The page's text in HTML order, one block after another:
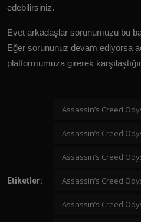
edebilirsiniz.
Evet arkadaşlar sorunumuzu bu
Eğer sorununuz devam ediyorsa
platformumuza girerek
Etiketler:
Assassin’s Creed
Assassin’s Creed
Assassin’s Creed
Assassin’s Creed
Assassin’s Creed